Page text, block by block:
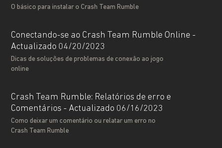
O básico para instalar o Crash Team Rumble
Conectando-se ao Crash Team Rumble Online -
Actualizado 04/20/2023
Dicas de soluções de problemas de conexão ao jogo
online
Crash Team Rumble: Relatórios de erro e
Comentários - Actualizado 06/16/2023
Como deixar um comentário ou relatar um erro no
Crash Team Rumble